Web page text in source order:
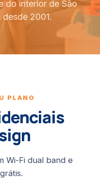
do interior de São
2001.
PLANO
Wi-Fi dual band e